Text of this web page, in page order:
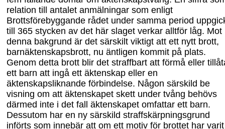
relation till antalet anmälningar som enligt
Brottsförebyggande rådet under samma period
till 365 stycken av det här slaget verkar alltför låg. Mot
denna bakgrund är det särskilt viktigt att ett nytt brott,
barnäktenskapsbrott, nu äntligen kommit på plats.
Genom detta brott blir det straffbart att förmå eller
ett barn att ingå ett äktenskap eller en
äktenskapsliknande förbindelse. Någon särskild be
visning om att äktenskapet skett under tvång behövs
därmed inte i det fall äktenskapet omfattar ett barn.
Dessutom har en ny särskild straffskärpningsgrund
införts som innebär att om ett motiv för brottet har varit